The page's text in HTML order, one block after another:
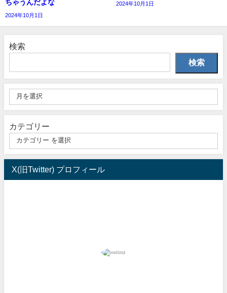
ちゃうんだよな
2024年10月1日
2024年10月1日
検索
検索
カテゴリー
X(旧Twitter) プロフィール